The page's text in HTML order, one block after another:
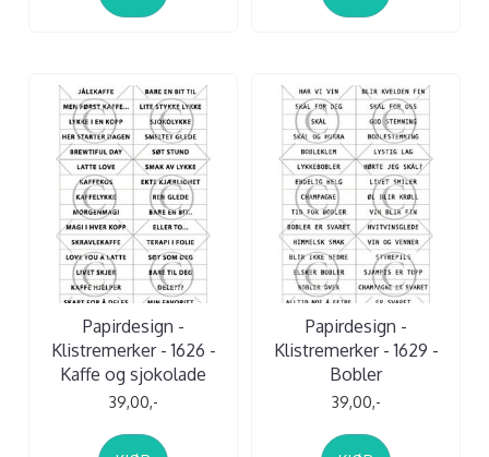
Papirdesign -
Klistremerker - 1626 -
Kaffe og sjokolade
39,00,-
Papirdesign -
Klistremerker - 1629 -
Bobler
39,00,-